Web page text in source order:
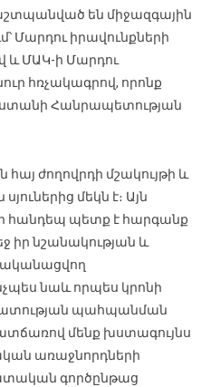
են միջազգային
Մարդու իրավունքների
և ՄԱԿ-ի Մարդու
հռչակագրով, որոնք
Հանրապետության
ժողովրդի մշակույթի և
մեկն է։ Այն
հանդեպ պետք է հարգանք
իր նշանակության և
նաև որպես կրոնի
պահպանման
մենք խստագույնս
առաջնորդների
գործընթաց